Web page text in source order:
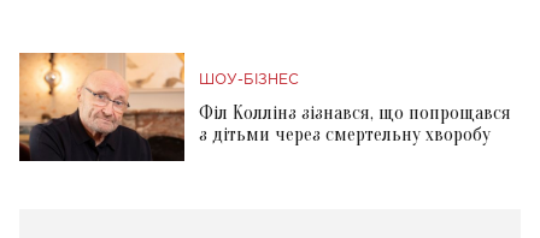
ШОУ-БІЗНЕС
Філ Коллінз зізнався, що попрощався
з дітьми через смертельну хворобу